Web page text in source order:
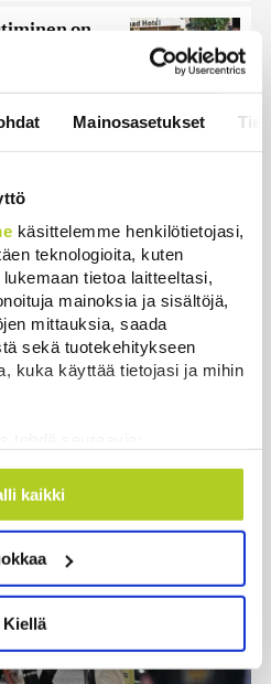
Mainosasetukset
käsittelemme henkilötietojasi,
teknologioita, kuten
tietoa laitteeltasi,
mainoksia ja sisältöjä,
mittauksia, saada
sekä tuotekehitykseen
kuka käyttää tietojasi ja mihin
sijainnistasi,
metrin tarkkuudella
(sormenjäljen
käsitellään ja miten
sen milloin vain
kaikki
Kiellä
on
oikein